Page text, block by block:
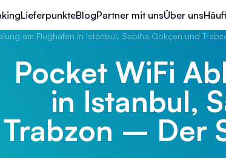
LieferpunkteBlogPartner mit unsÜber uns
am Flughafen in Istanbul, Sabiha Gökçen und
Pocket WiFi
in Istanbul,
Trabzon – Der